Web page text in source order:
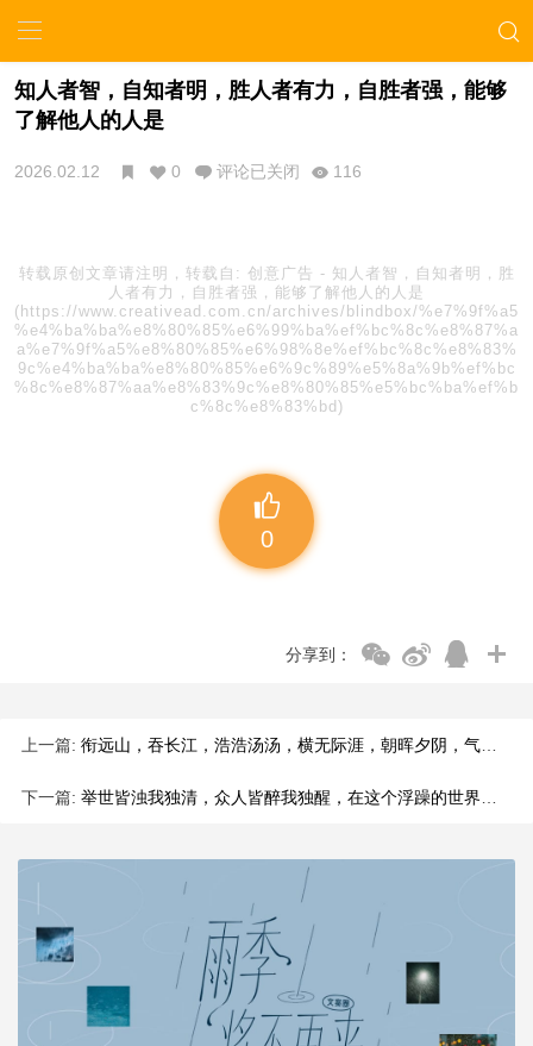
知人者智，自知者明，胜人者有力，自胜者强，能够
了解他人的人是
2026.02.12 0 评论已关闭 116
转载原创文章请注明，转载自: 创意广告 - 知人者智，自知者明，胜
人者有力，自胜者强，能够了解他人的人是
(https://www.creativead.com.cn/archives/blindbox/%e7%9f%a5
%e4%ba%ba%e8%80%85%e6%99%ba%ef%bc%8c%e8%87%a
a%e7%9f%a5%e8%80%85%e6%98%8e%ef%bc%8c%e8%83%
9c%e4%ba%ba%e8%80%85%e6%9c%89%e5%8a%9b%ef%bc
%8c%e8%87%aa%e8%83%9c%e8%80%85%e5%bc%ba%ef%b
c%8c%e8%83%bd)
0
分享到：
上一篇: 衔远山，吞长江，浩浩汤汤，横无际涯，朝晖夕阴，气象万千，这不
下一篇: 举世皆浊我独清，众人皆醉我独醒，在这个浮躁的世界里，能够坚守